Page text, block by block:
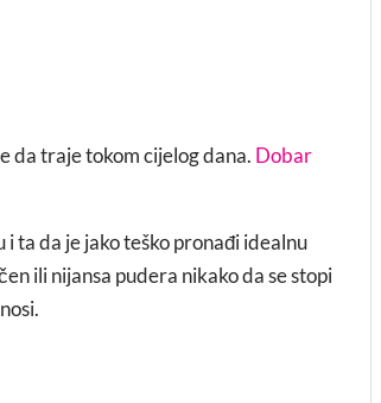
da traje tokom cijelog dana. Dobar
ta da je jako teško pronađi idealnu
ili nijansa pudera nikako da se stopi